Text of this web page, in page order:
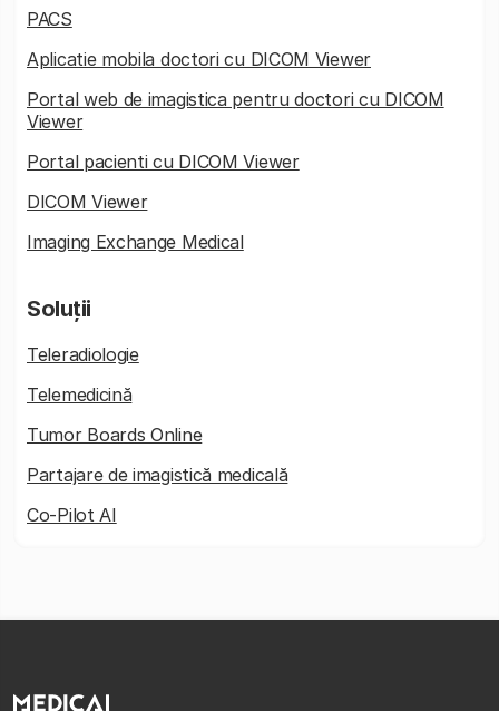
PACS
Aplicatie mobila doctori cu DICOM Viewer
Portal web de imagistica pentru doctori cu DICOM
Viewer
Portal pacienti cu DICOM Viewer
DICOM Viewer
Imaging Exchange Medical
Soluții
Teleradiologie
Telemedicină
Tumor Boards Online
Partajare de imagistică medicală
Co-Pilot AI